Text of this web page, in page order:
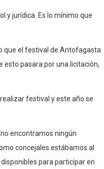
y jurídica. Es lo mínimo que
que el festival de Antofagasta
esto pasara por una licitación,
festival y este año se
encontramos ningún
concejales estábamos al
para participar en